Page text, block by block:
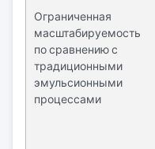
Ограниченная
масштабируемость
по сравнению с
традиционными
эмульсионными
процессами